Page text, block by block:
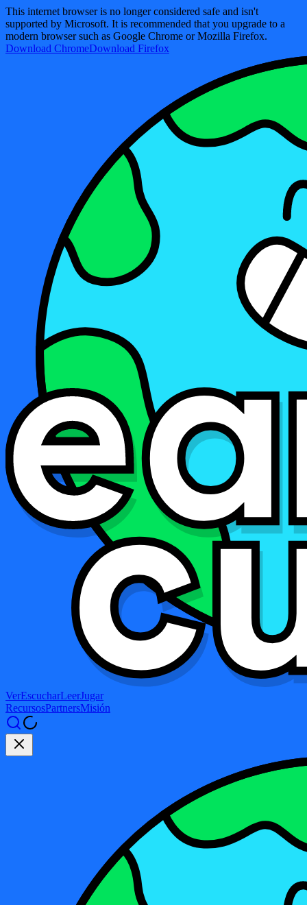
This internet browser is no longer considered safe and isn't
supported by Microsoft. It is recommended that you upgrade to a
modern browser such as Google Chrome or Mozilla Firefox.
Download ChromeDownload Firefox
VerEscucharLeerJugar
RecursosPartnersMisión